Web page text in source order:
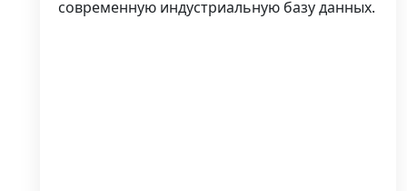
современную индустриальную базу данных.